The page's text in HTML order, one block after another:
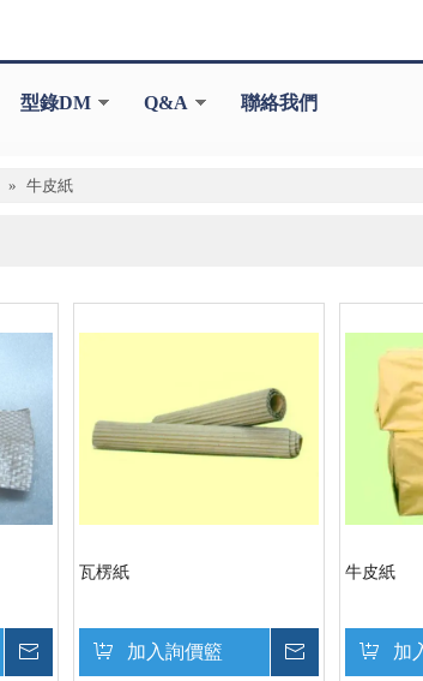
型錄DM Q&A 聯絡我們
» 牛皮紙
瓦楞紙
加入詢價籃
牛皮紙
加